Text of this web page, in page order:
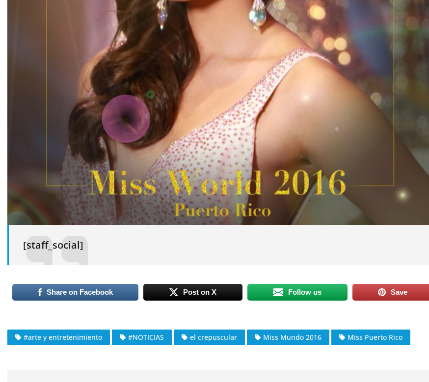
[staff_social]
Share on Facebook Post on X Follow us Save
#arte y entretenimiento #NOTICIAS el crepuscular Miss Mundo 2016 Miss Puerto Rico